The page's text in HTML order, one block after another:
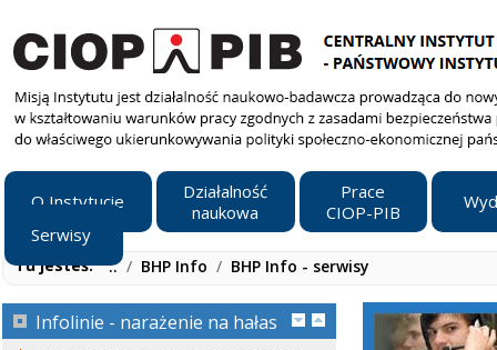
O Instytucie
Działalność
naukowa
Prace
CIOP-PIB
Serwisy
Tu jesteś: ../ BHP Info / BHP Info - serwisy
Infolinie - narażenie na hałas